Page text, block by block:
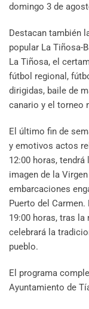
domingo 3 de
Destacan también
popular La Tiñosa-
La Tiñosa, el
fútbol regional,
dirigidas, baile de
canario y el torneo
El último fin de
y emotivos actos
12:00 horas,
imagen de la
embarcaciones
Puerto del
19:00 horas, tras
celebrará la
pueblo.
El programa
Ayuntamiento de